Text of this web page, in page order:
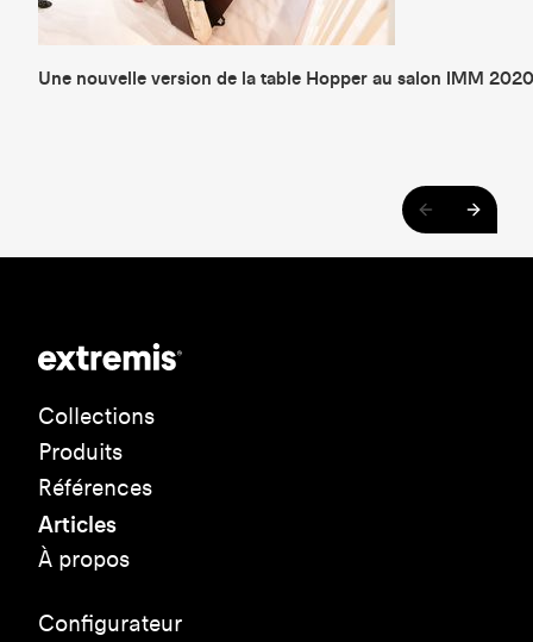
Une nouvelle version de la table Hopper au salon IMM 2020
Collections
Produits
Références
Articles
À propos
Configurateur